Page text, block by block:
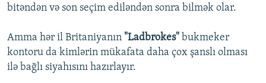
bitəndən və son seçim ediləndən sonra bilmək olar.
Amma hər il Britaniyanın "Ladbrokes" bukmeker
kontoru da kimlərin mükafata daha çox şanslı olması
ilə bağlı siyahısını hazırlayır.